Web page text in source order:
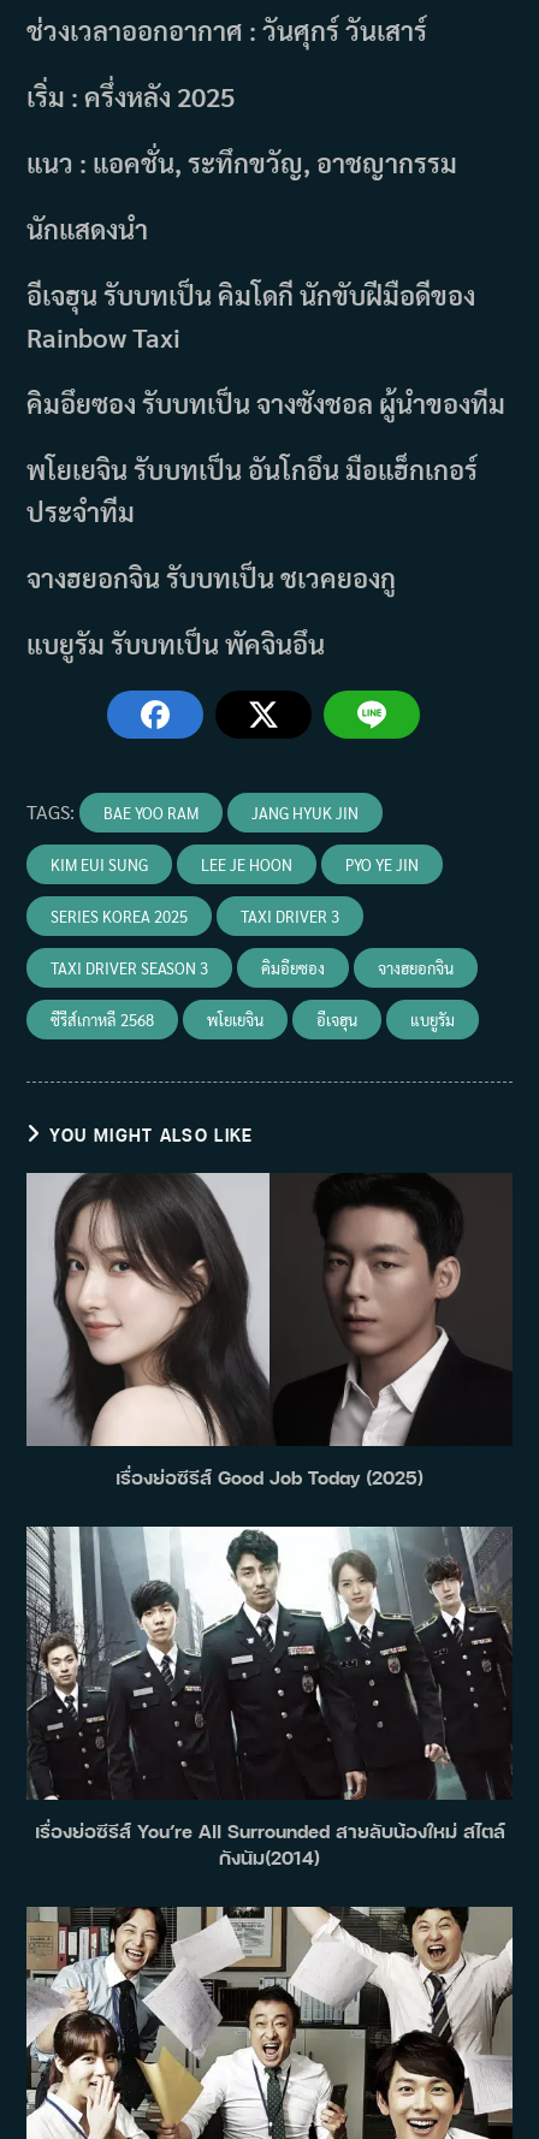
ช่วงเวลาออกอากาศ : วันศุกร์ วันเสาร์
เริ่ม : ครึ่งหลัง 2025
แนว : แอคชั่น, ระทึกขวัญ, อาชญากรรม
นักแสดงนำ
อีเจฮุน รับบทเป็น คิมโดกี นักขับฝีมือดีของ
Rainbow Taxi
คิมอึยซอง รับบทเป็น จางซังชอล ผู้นำของทีม
พโยเยจิน รับบทเป็น อันโกอึน มือแฮ็กเกอร์
ประจำทีม
จางฮยอกจิน รับบทเป็น ชเวคยองกู
แบยูรัม รับบทเป็น พัคจินอึน
TAGS: BAE YOO RAM JANG HYUK JIN
KIM EUI SUNG LEE JE HOON PYO YE JIN
SERIES KOREA 2025 TAXI DRIVER 3
TAXI DRIVER SEASON 3 คิมอึยซอง จางฮยอกจิน
ซีรีส์เกาหลี 2568 พโยเยจิน อีเจฮุน แบยูรัม
YOU MIGHT ALSO LIKE
เรื่องย่อซีรีส์ Good Job Today (2025)
เรื่องย่อซีรีส์ You’re All Surrounded สายลับน้องใหม่ สไตล์
กังนัม(2014)